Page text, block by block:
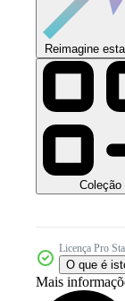
Reimagine
Coleção
Licença Pro
O que é
Mais